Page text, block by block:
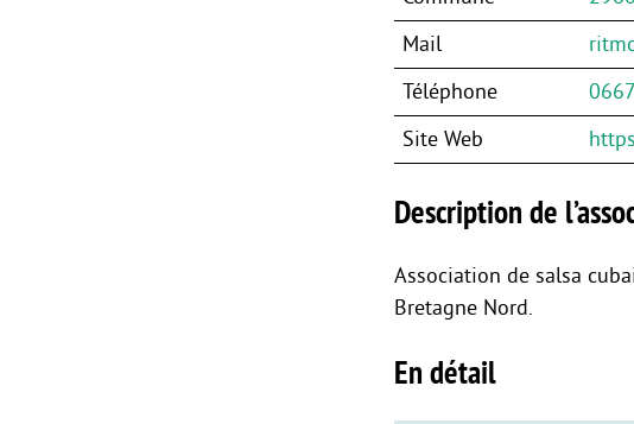
Mail
Téléphone
Site Web
Description de
Association de salsa
Bretagne Nord.
En détail